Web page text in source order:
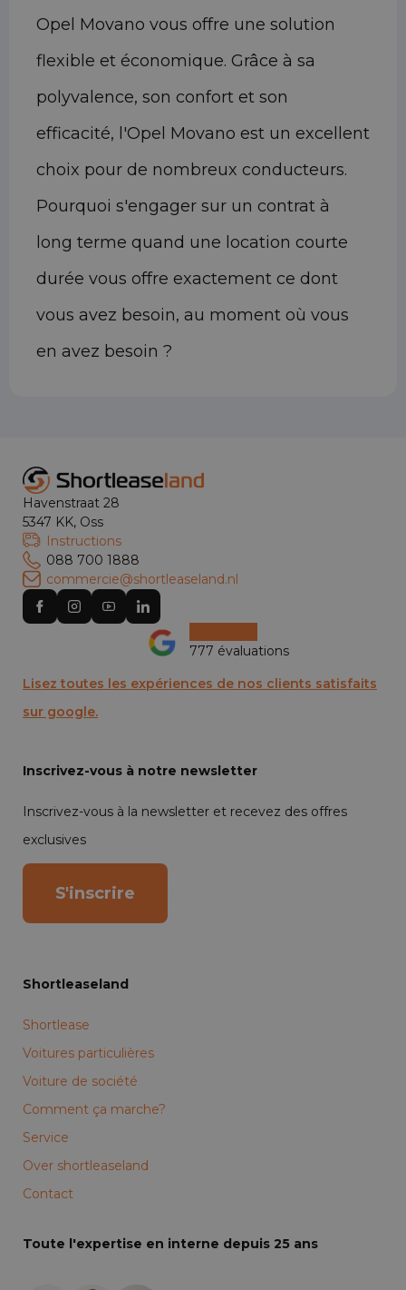
Opel Movano vous offre une solution
flexible et économique. Grâce à sa
polyvalence, son confort et son
efficacité, l'Opel Movano est un excellent
choix pour de nombreux conducteurs.
Pourquoi s'engager sur un contrat à
long terme quand une location courte
durée vous offre exactement ce dont
vous avez besoin, au moment où vous
en avez besoin ?
Havenstraat 28
5347 KK, Oss
Instructions
088 700 1888
commercie@shortleaseland.nl
777 évaluations
Lisez toutes les expériences de nos clients satisfaits
sur google.
Inscrivez-vous à notre newsletter
Inscrivez-vous à la newsletter et recevez des offres
exclusives
S'inscrire
Shortleaseland
Shortlease
Voitures particulières
Voiture de société
Comment ça marche?
Service
Over shortleaseland
Contact
Toute l'expertise en interne depuis 25 ans